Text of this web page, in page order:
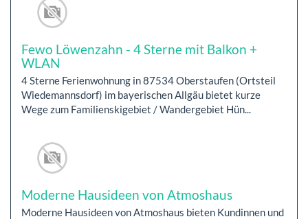
Fewo Löwenzahn - 4 Sterne mit Balkon +
WLAN
4 Sterne Ferienwohnung in 87534 Oberstaufen (Ortsteil
Wiedemannsdorf) im bayerischen Allgäu bietet kurze
Wege zum Familienskigebiet / Wandergebiet Hün...
Moderne Hausideen von Atmoshaus
Moderne Hausideen von Atmoshaus bieten Kundinnen und